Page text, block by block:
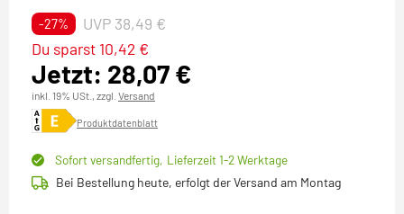
-27% UVP 38,49 €
Jetzt: 28,07 €
Du sparst 10,42 €
inkl. 19% USt., zzgl. Versand
Produktdatenblatt
Sofort versandfertig, Lieferzeit 1-2 Werktage
Bei Bestellung heute, erfolgt der Versand am Montag